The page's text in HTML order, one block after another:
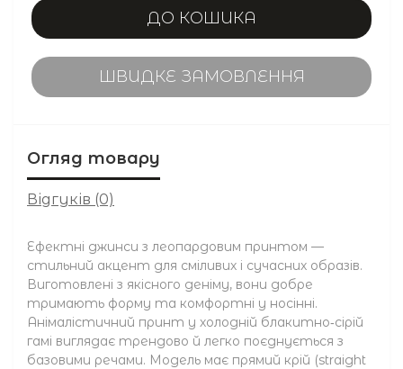
ДО КОШИКА
ШВИДКЕ ЗАМОВЛЕННЯ
Огляд товару
Відгуків (0)
Ефектні джинси з леопардовим принтом —
стильний акцент для сміливих і сучасних образів.
Виготовлені з якісного деніму, вони добре
тримають форму та комфортні у носінні.
Анімалістичний принт у холодній блакитно‑сірій
гамі виглядає трендово й легко поєднується з
базовими речами. Модель має прямий крій (straight